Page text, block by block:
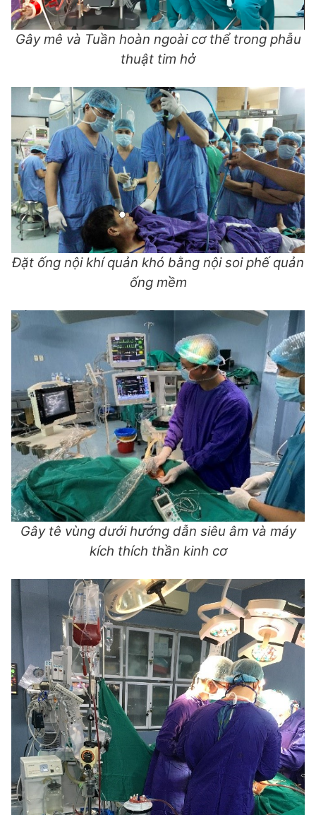
Gây mê và Tuần hoàn ngoài cơ thể trong phẫu
thuật tim hở
Đặt ống nội khí quản khó bằng nội soi phế quản
ống mềm
Gây tê vùng dưới hướng dẫn siêu âm và máy
kích thích thần kinh cơ